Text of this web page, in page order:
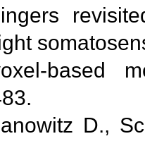
based
D.,